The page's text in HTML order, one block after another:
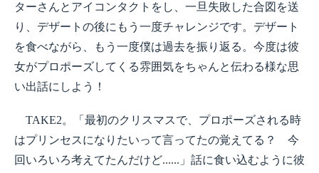
ターさんとアイコンタクトをし、一旦失敗した合図を送
り、デザートの後にもう一度チャレンジです。デザート
を食べながら、もう一度僕は過去を振り返る。今度は彼
女がプロポーズしてくる雰囲気をちゃんと伝わる様な思
い出話にしよう！
TAKE2。「最初のクリスマスで、プロポーズされる時
はプリンセスになりたいって言ってたの覚えてる？ 今
回いろいろ考えてたんだけど......」話に食い込むように彼